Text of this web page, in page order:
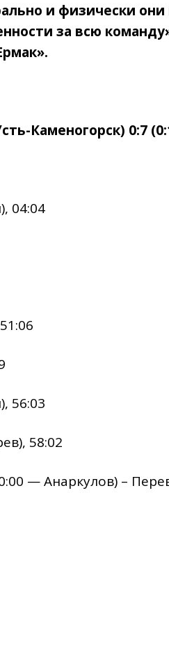
и физически они
за всю
Каменогорск) 0:7
04:04
56:03
58:02
— Анаркулов) –